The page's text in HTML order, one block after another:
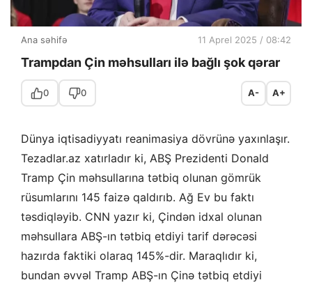
Ana səhifə 11 Aprel 2025 / 08:42
Trampdan Çin məhsulları ilə bağlı şok qərar
0 0 A- A+
Dünya iqtisadiyyatı reanimasiya dövrünə yaxınlaşır.
Tezadlar.az xatırladır ki, ABŞ Prezidenti Donald
Tramp Çin məhsullarına tətbiq olunan gömrük
rüsumlarını 145 faizə qaldırıb. Ağ Ev bu faktı
təsdiqləyib. CNN yazır ki, Çindən idxal olunan
məhsullara ABŞ-ın tətbiq etdiyi tarif dərəcəsi
hazırda faktiki olaraq 145%-dir. Maraqlıdır ki,
bundan əvvəl Tramp ABŞ-ın Çinə tətbiq etdiyi